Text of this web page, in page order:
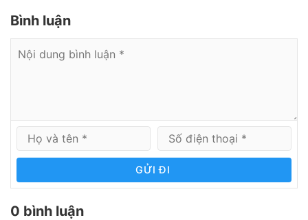
Bình luận
GỬI ĐI
0 bình luận